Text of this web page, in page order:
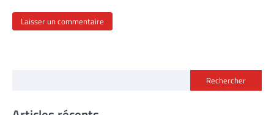
Rechercher